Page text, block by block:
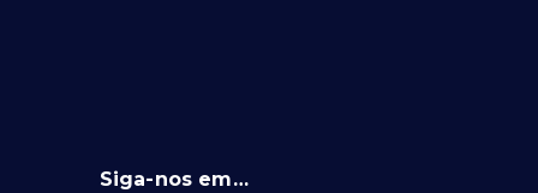
Siga-nos em…